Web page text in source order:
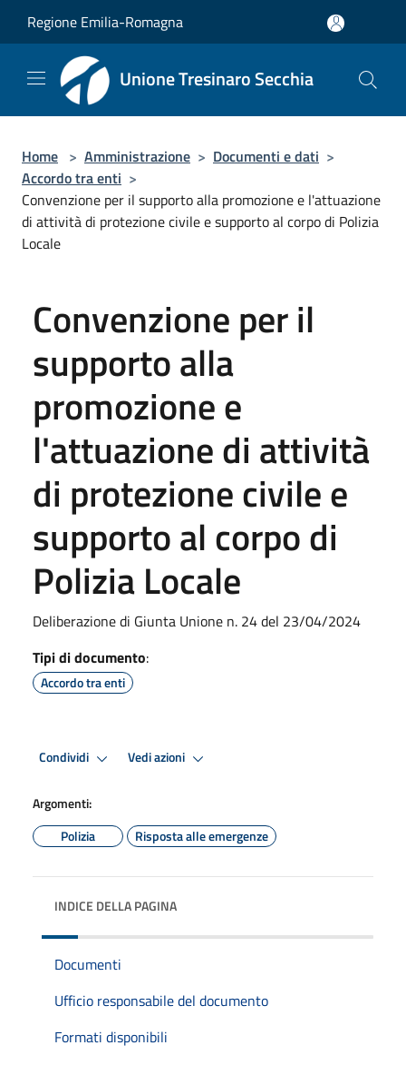
Regione Emilia-Romagna
Unione Tresinaro Secchia
Home > Amministrazione > Documenti e dati >
Accordo tra enti >
Convenzione per il supporto alla promozione e l'attuazione
di attività di protezione civile e supporto al corpo di Polizia
Locale
Convenzione per il
supporto alla
promozione e
l'attuazione di attività
di protezione civile e
supporto al corpo di
Polizia Locale
Deliberazione di Giunta Unione n. 24 del 23/04/2024
Tipi di documento:
Accordo tra enti
Condividi Vedi azioni
Argomenti:
Polizia
Risposta alle emergenze
INDICE DELLA PAGINA
Documenti
Ufficio responsabile del documento
Formati disponibili